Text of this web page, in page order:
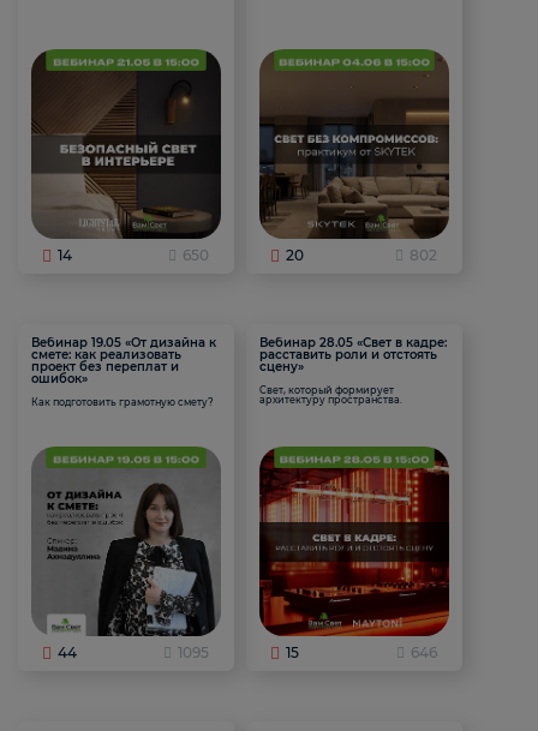
14 650 20 802
Вебинар 19.05 «От дизайна к
смете: как реализовать
проект без переплат и
ошибок»
Как подготовить грамотную смету?
44 1095
Вебинар 28.05 «Свет в кадре:
расставить роли и отстоять
сцену»
Свет, который формирует
архитектуру пространства.
15 646